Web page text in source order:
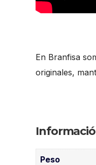
En Branfisa
originales,
Peso